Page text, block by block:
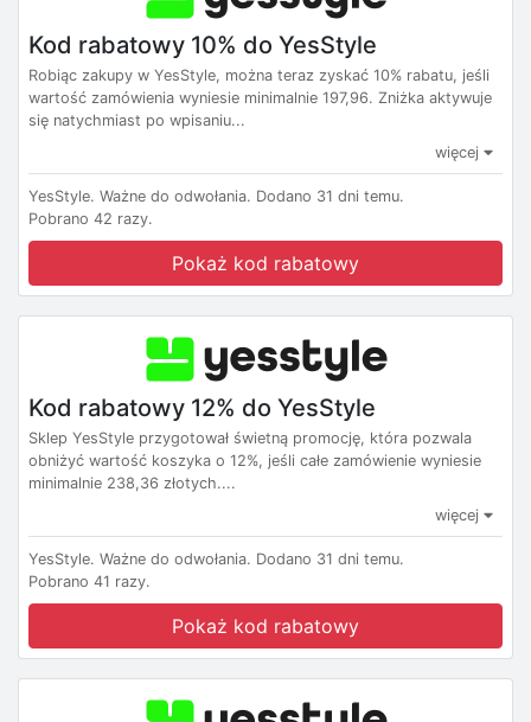
Kod rabatowy 10% do YesStyle
Robiąc zakupy w YesStyle, można teraz zyskać 10% rabatu, jeśli
wartość zamówienia wyniesie minimalnie 197,96. Zniżka aktywuje
się natychmiast po wpisaniu...
więcej
YesStyle. Ważne do odwołania. Dodano 31 dni temu.
Pobrano 42 razy.
Pokaż kod rabatowy
Kod rabatowy 12% do YesStyle
Sklep YesStyle przygotował świetną promocję, która pozwala
obniżyć wartość koszyka o 12%, jeśli całe zamówienie wyniesie
minimalnie 238,36 złotych....
więcej
YesStyle. Ważne do odwołania. Dodano 31 dni temu.
Pobrano 41 razy.
Pokaż kod rabatowy